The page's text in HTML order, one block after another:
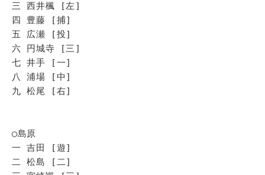
三 西井楓 [左]
四 豊藤 [捕]
五 広瀬 [投]
六 円城寺 [三]
七 井手 [一]
八 浦場 [中]
九 松尾 [右]
◯島原
一 吉田 [遊]
二 松島 [二]